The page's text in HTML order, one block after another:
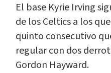
El base Kyrie Irving
de los Celtics a los
quinto consecutivo
regular con dos
Gordon Hayward.